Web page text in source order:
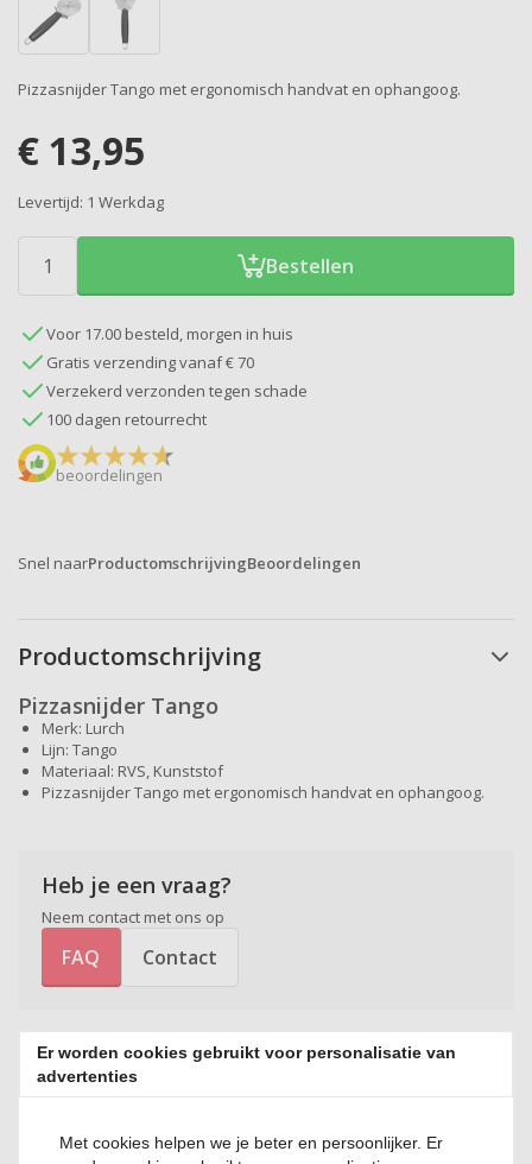
Pizzasnijder Tango met ergonomisch handvat en ophangoog.
€ 13,95
Levertijd: 1 Werkdag
Bestellen
Voor 17.00 besteld, morgen in huis
Gratis verzending vanaf € 70
Verzekerd verzonden tegen schade
100 dagen retourrecht
beoordelingen
Heb je een vraag?
Neem contact met ons op
FAQ Contact
Snel naarProductomschrijvingBeoordelingen
Productomschrijving
Pizzasnijder Tango
Merk: Lurch
Lijn: Tango
Materiaal: RVS, Kunststof
Pizzasnijder Tango met ergonomisch handvat en ophangoog.
Beoordelingen
bij hun keuze!
Er worden cookies gebruikt voor personalisatie van
advertenties
Met cookies helpen we je beter en persoonlijker. Er